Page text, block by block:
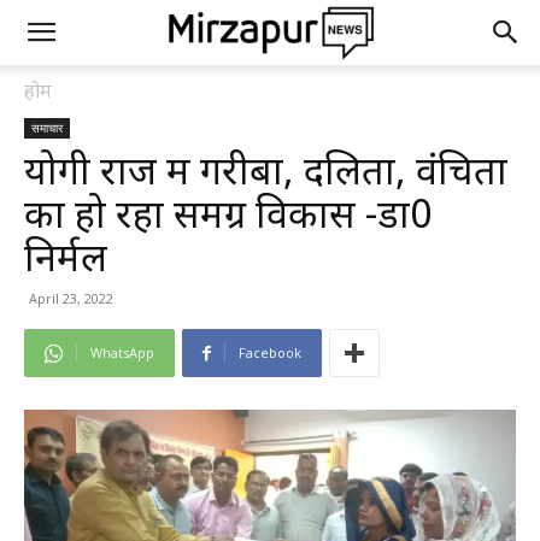
होम
समाचार
योगी राज में गरीबों, दलितों, वंचितों
का हो रहा समग्र विकास -डा0
निर्मल
April 23, 2022
WhatsApp Facebook